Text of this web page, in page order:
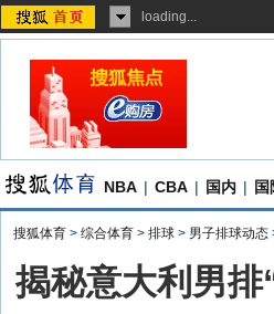
loading...
NBA | CBA | 国内 | 国
搜狐体育 > 综合体育 > 排球 > 男子排球动态
揭秘意大利男